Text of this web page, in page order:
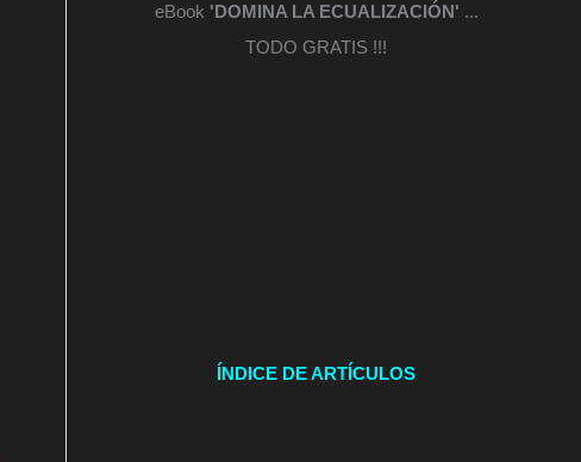
eBook 'DOMINA LA ECUALIZACIÓN' ...
TODO GRATIS !!!
ÍNDICE DE ARTÍCULOS